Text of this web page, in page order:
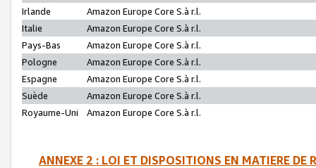
Irlande
Amazon Europe Core S.à r.l.
Italie
Amazon Europe Core S.à r.l.
Pays-Bas
Amazon Europe Core S.à r.l.
Pologne
Amazon Europe Core S.à r.l.
Espagne
Amazon Europe Core S.à r.l.
Suède
Amazon Europe Core S.à r.l.
Royaume-Uni
Amazon Europe Core S.à r.l.
ANNEXE 2 : LOI ET DISPOSITIONS EN MATIERE DE